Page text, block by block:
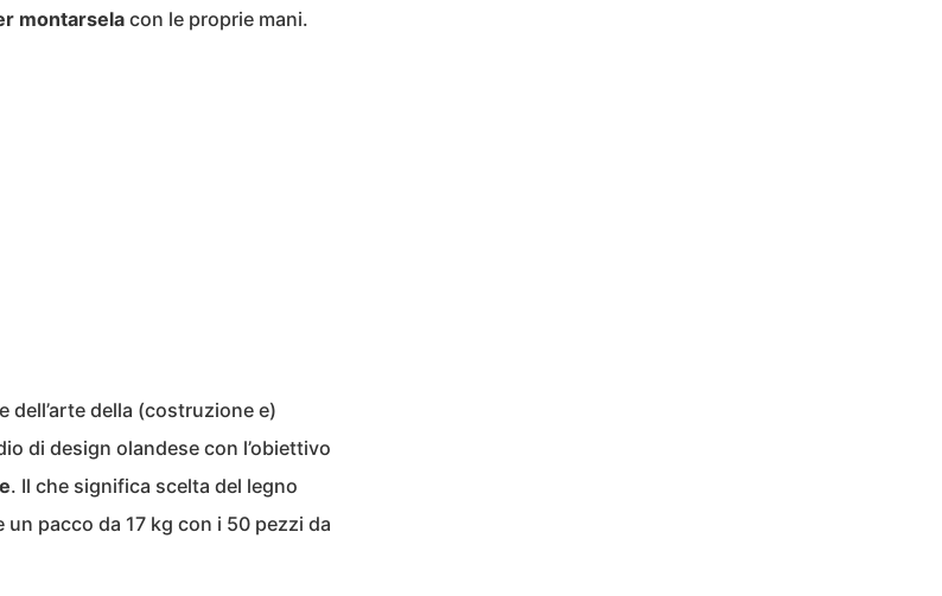
montarselacon le proprie mani.
dell’arte della (costruzione e)
di design olandese con l’obiettivo
. Il che significa scelta del legno
un pacco da 17 kg con i 50 pezzi da